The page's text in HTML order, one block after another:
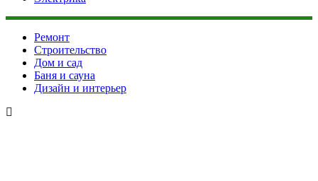
Ремонт
Строительство
Дом и сад
Баня и сауна
Дизайн и интерьер